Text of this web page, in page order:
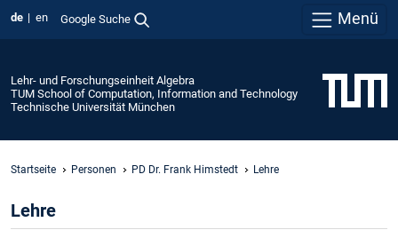
de en Google Suche Menü
Lehr- und Forschungseinheit Algebra
TUM School of Computation, Information and Technology
Technische Universität München
Startseite Personen PD Dr. Frank Himstedt Lehre
Lehre